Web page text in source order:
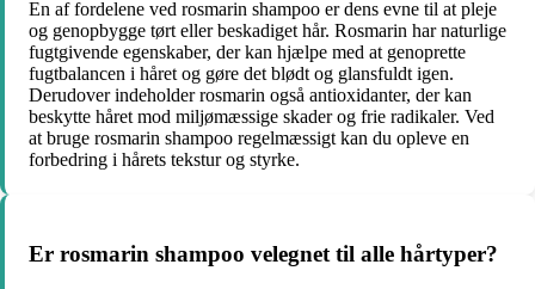
En af fordelene ved rosmarin shampoo er dens evne til at pleje
og genopbygge tørt eller beskadiget hår. Rosmarin har naturlige
fugtgivende egenskaber, der kan hjælpe med at genoprette
fugtbalancen i håret og gøre det blødt og glansfuldt igen.
Derudover indeholder rosmarin også antioxidanter, der kan
beskytte håret mod miljømæssige skader og frie radikaler. Ved
at bruge rosmarin shampoo regelmæssigt kan du opleve en
forbedring i hårets tekstur og styrke.
Er rosmarin shampoo velegnet til alle hårtyper?